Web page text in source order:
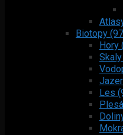
Biotopy
Hory
Les